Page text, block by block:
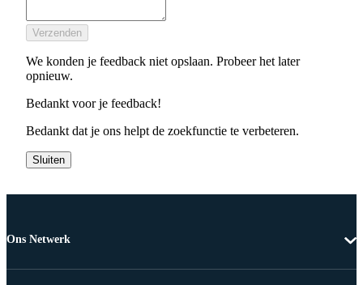
Verzenden
We konden je feedback niet opslaan. Probeer het later
opnieuw.
Bedankt voor je feedback!
Bedankt dat je ons helpt de zoekfunctie te verbeteren.
Sluiten
Ons Netwerk